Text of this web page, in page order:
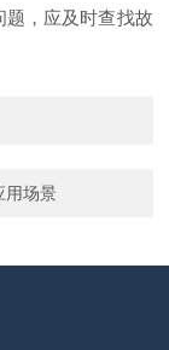
，应及时查找故
用场景